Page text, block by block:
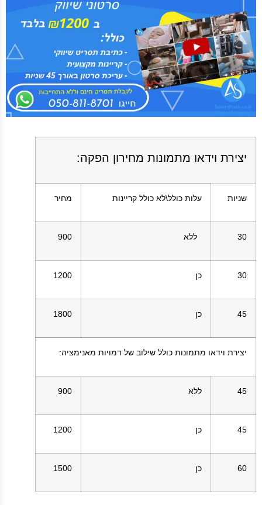
יצירת וידאו מתמונות מחירון הפקה:
שניות עלות כולל\לא כולל קריינות מחיר
30 ללא 900
30 כן 1200
45 כן 1800
יצירת וידאו מתמונות כולל שילוב של דמויות מאנימציה:
45 ללא 900
45 כן 1200
60 כן 1500